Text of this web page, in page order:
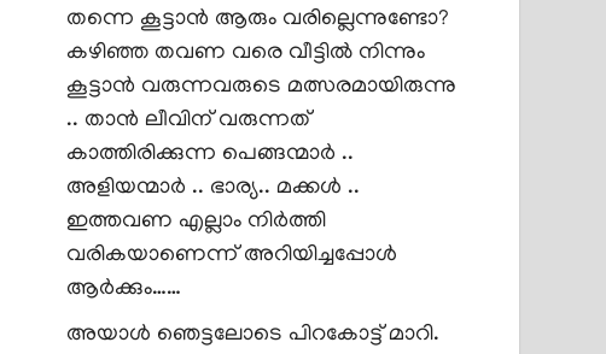
തന്നെ കൂട്ടാൻ ആരും വരില്ലെന്നുണ്ടോ?
കഴിഞ്ഞ തവണ വരെ വീട്ടിൽ നിന്നും
കൂട്ടാൻ വരുന്നവരുടെ മത്സരമായിരുന്നു
.. താൻ ലീവിന് വരുന്നത്
കാത്തിരിക്കുന്ന പെങ്ങന്മാർ ..
അളിയന്മാർ .. ഭാര്യ.. മക്കൾ ..
ഇത്തവണ എല്ലാം നിർത്തി
വരികയാണെന്ന് അറിയിച്ചപ്പോൾ
ആർക്കും……
അയാൾ ഞെട്ടലോടെ പിറകോട്ട് മാറി.